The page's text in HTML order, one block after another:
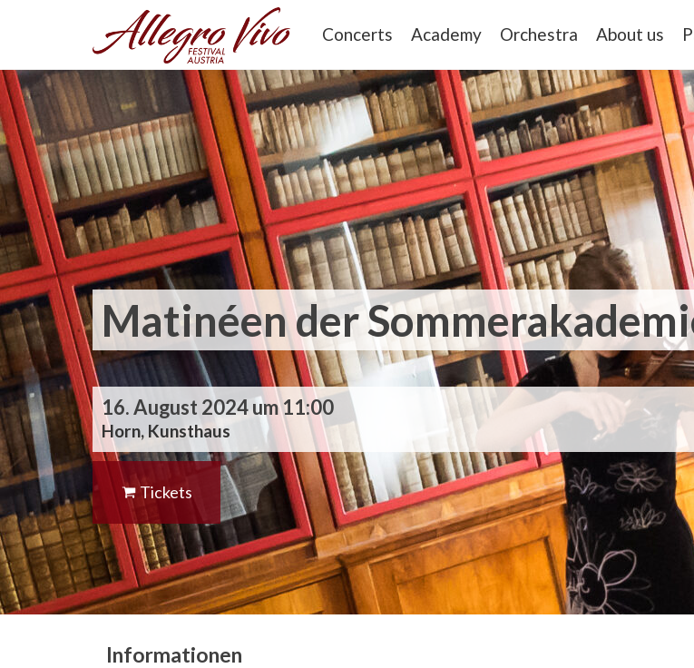
Concerts Academy Orchestra About us
Matinéen der
16. August 2024 um 11:00
Horn, Kunsthaus
Tickets
Informationen